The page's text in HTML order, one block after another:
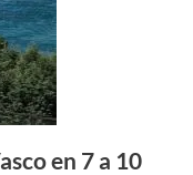
en 7 a 10